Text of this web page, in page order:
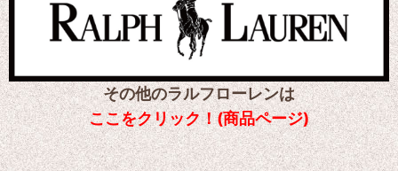
その他のラルフローレンは
ここをクリック！(商品ページ)